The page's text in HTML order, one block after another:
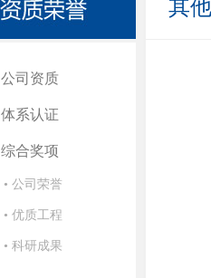
公司资质
体系认证
综合奖项
• 公司荣誉
• 优质工程
• 科研成果
其